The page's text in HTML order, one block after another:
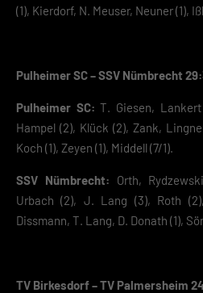
(1), Kierdorf, N. Meuser, Neuner (1),
Pulheimer SC – SSV Nümbrecht
Pulheimer SC: T. Giesen,
Hampel (2), Klück (2), Zank,
Koch (1), Zeyen (1), Middell (7/1).
SSV Nümbrecht: Orth,
Urbach (2), J. Lang (3), Roth
Dissmann, T. Lang, D. Donath (1),
TV Birkesdorf – TV Palmersheim
Ihre Einwilligung zu ganzen
Informationen anzeigen lassen und so
Zurück
Datenschutzeinstellungen
Essenziell (2)
einwandfreie Funktion der Website
Cookie-